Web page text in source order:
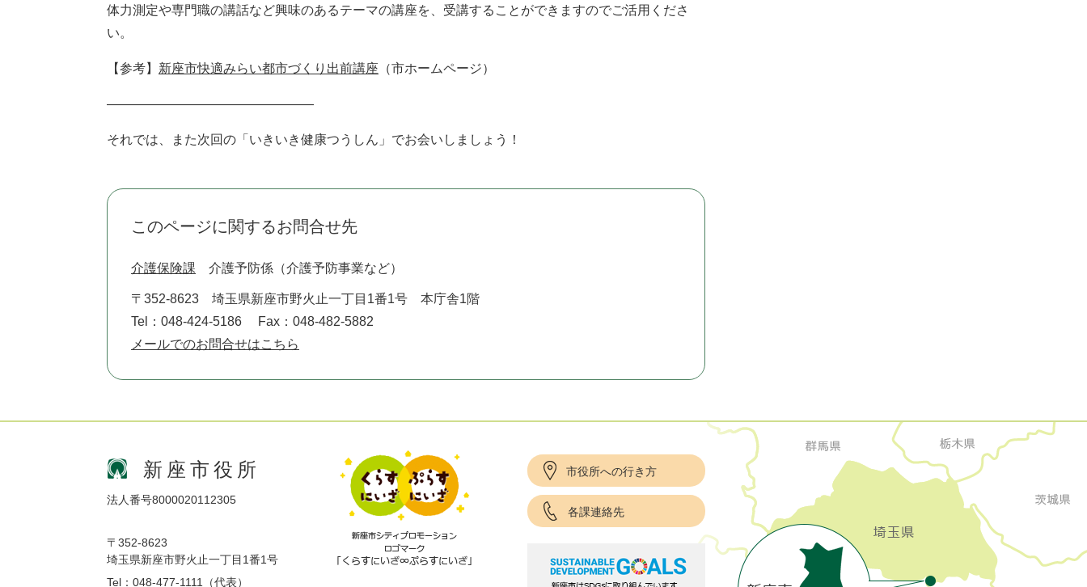
体力測定や専門職の講話など興味のあるテーマの講座を、受講することができますのでご活用くださ
い。
【参考】 新座市快適みらい都市づくり出前講座 （市ホームページ）
――――――――――――――――
それでは、また次回の「いきいき健康つうしん」でお会いしましょう！
このページに関するお問合せ先
介護保険課 介護予防係（介護予防事業など）
〒352-8623
埼玉県新座市野火止一丁目1番1号 本庁舎1階
Tel：048-424-5186
Fax：048-482-5882
メールでのお問合せはこちら
新座市役所
法人番号8000020112305
〒352-8623
埼玉県新座市野火止一丁目1番1号
Tel：048-477-1111（代表）
市役所への行き方
各課連絡先